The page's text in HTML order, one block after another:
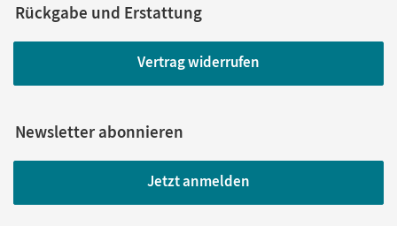
Rückgabe und Erstattung
Vertrag widerrufen
Newsletter abonnieren
Jetzt anmelden